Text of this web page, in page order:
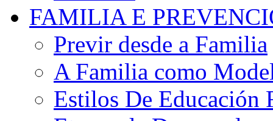
FAMILIA E
Previr desde a Familia
A Familia como
Estilos De Educación